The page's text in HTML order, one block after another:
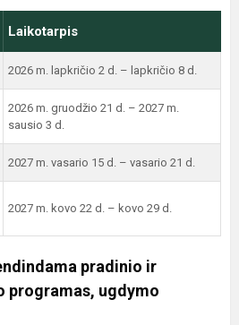
Laikotarpis
2026 m. lapkričio 2 d. – lapkričio 8 d.
2026 m. gruodžio 21 d. – 2027 m.
sausio 3 d.
2027 m. vasario 15 d. – vasario 21 d.
2027 m. kovo 22 d. – kovo 29 d.
pradinio ir
programas, ugdymo